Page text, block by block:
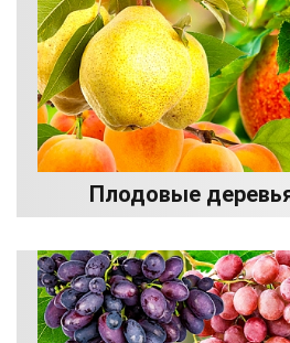
Плодовые